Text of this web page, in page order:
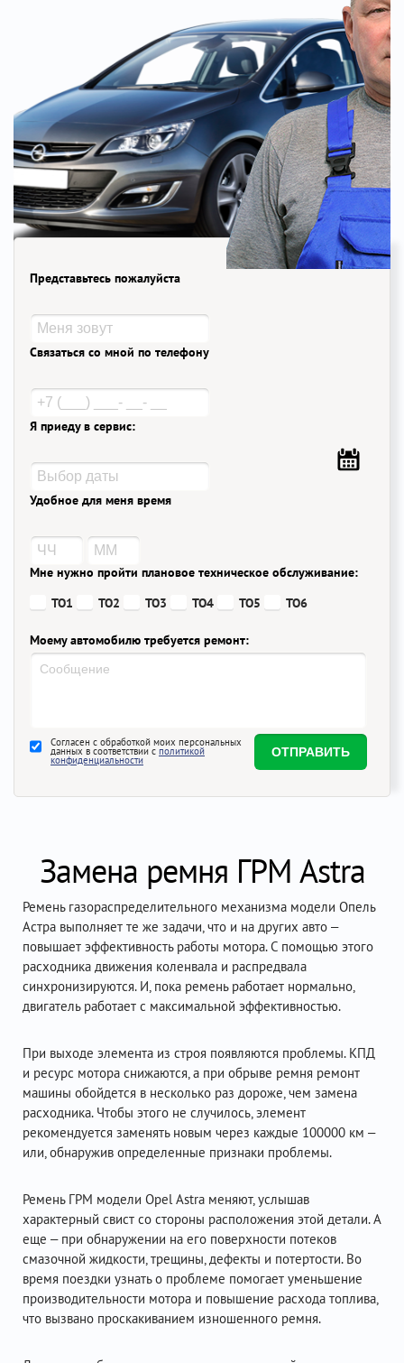
Представьтесь пожалуйста
Связаться со мной по телефону
Я приеду в сервис:
Удобное для меня время
Мне нужно пройти плановое техническое обслуживание:
ТО1
ТО2 ТО3 ТО4 ТО5 ТО6
Моему автомобилю требуется ремонт:
Согласен с обработкой моих персональных
данных в соответствии с политикой
конфиденциальности
Замена ремня ГРМ Astra
Ремень газораспределительного механизма модели Опель
Астра выполняет те же задачи, что и на других авто –
повышает эффективность работы мотора. С помощью этого
расходника движения коленвала и распредвала
синхронизируются. И, пока ремень работает нормально,
двигатель работает с максимальной эффективностью.
При выходе элемента из строя появляются проблемы. КПД
и ресурс мотора снижаются, а при обрыве ремня ремонт
машины обойдется в несколько раз дороже, чем замена
расходника. Чтобы этого не случилось, элемент
рекомендуется заменять новым через каждые 100000 км –
или, обнаружив определенные признаки проблемы.
Ремень ГРМ модели Opel Astra меняют, услышав
характерный свист со стороны расположения этой детали. А
еще – при обнаружении на его поверхности потеков
смазочной жидкости, трещины, дефекты и потертости. Во
время поездки узнать о проблеме помогает уменьшение
производительности мотора и повышение расхода топлива,
что вызвано проскакиванием изношенного ремня.